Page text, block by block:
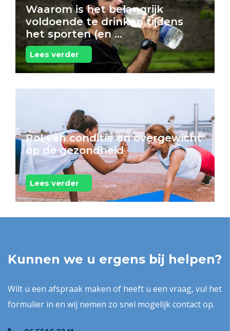
Waarom is het belangrijk
voldoende te drinken tijdens
het sporten (en ...
Lees verder
Rol van conditie en overgewicht
op de gezondheid
Lees verder
Kunnen we u ergens bij helpen?
Wilt u een afspraak maken of heeft u een vraag, vul het
formulier in en wij nemen zo snel mogelijk contact op.